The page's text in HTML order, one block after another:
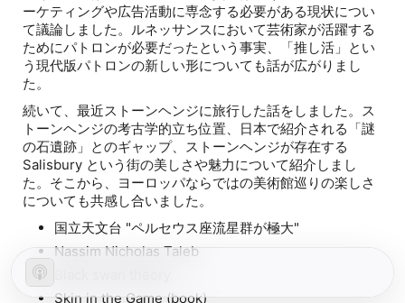
ーケティングや広告活動に専念する必要がある現状につい
て議論しました。ルネッサンスにおいて芸術家が活躍する
ためにパトロンが必要だったという事実、「推し活」とい
う現代版パトロンの新しい形についても話が広がりまし
た。
続いて、最近ストーンヘンジに旅行した話をしました。ス
トーンヘンジの考古学的立ち位置、日本で紹介される「謎
の石遺跡」とのギャップ、ストーンヘンジが存在する
Salisbury という街の美しさや魅力について紹介しまし
た。そこから、ヨーロッパならではの美術館巡りの楽しさ
についても共感し合いました。
国立天文台 "ペルセウス座流星群が極大"
Nassim Nicholas Taleb
Skin in the Game (book)